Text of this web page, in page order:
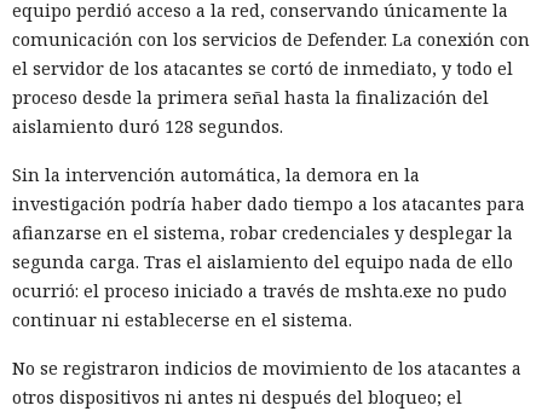
equipo perdió acceso a la red, conservando únicamente la
comunicación con los servicios de Defender. La conexión con
el servidor de los atacantes se cortó de inmediato, y todo el
proceso desde la primera señal hasta la finalización del
aislamiento duró 128 segundos.
Sin la intervención automática, la demora en la
investigación podría haber dado tiempo a los atacantes para
afianzarse en el sistema, robar credenciales y desplegar la
segunda carga. Tras el aislamiento del equipo nada de ello
ocurrió: el proceso iniciado a través de mshta.exe no pudo
continuar ni establecerse en el sistema.
No se registraron indicios de movimiento de los atacantes a
otros dispositivos ni antes ni después del bloqueo; el